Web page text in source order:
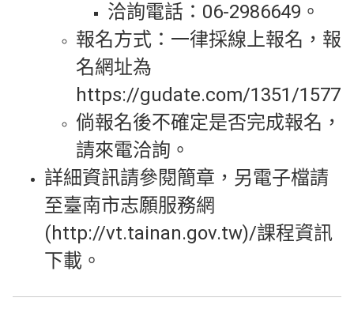
洽詢電話：06-2986649。
報名方式：一律採線上報名，報
名網址為
https://gudate.com/1351/1577
倘報名後不確定是否完成報名，
請來電洽詢。
詳細資訊請參閱簡章，另電子檔請
至臺南市志願服務網
(http://vt.tainan.gov.tw)/課程資訊
下載。